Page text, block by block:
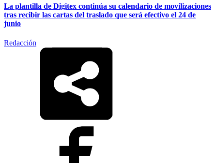
La plantilla de Digitex continúa su calendario de movilizaciones
tras recibir las cartas del traslado que será efectivo el 24 de
junio
Redacción